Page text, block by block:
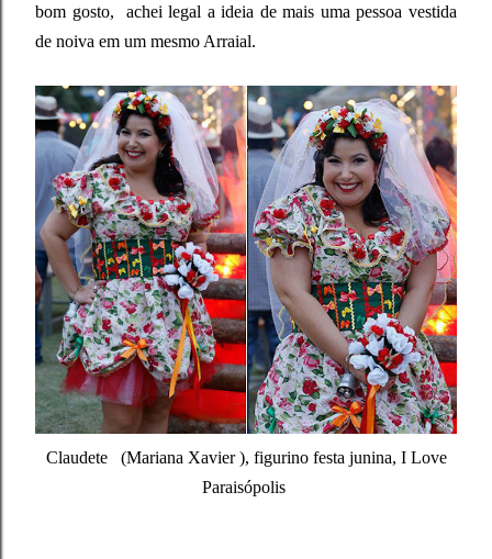
bom gosto, achei legal a ideia de mais uma pessoa vestida
de noiva em um mesmo Arraial.
Claudete (Mariana Xavier ), figurino festa junina, I Love
Paraisópolis